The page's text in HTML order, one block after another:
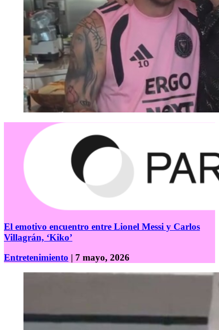
El emotivo encuentro entre Lionel Messi y Carlos
Villagrán, ‘Kiko’
Entretenimiento | 7 mayo, 2026